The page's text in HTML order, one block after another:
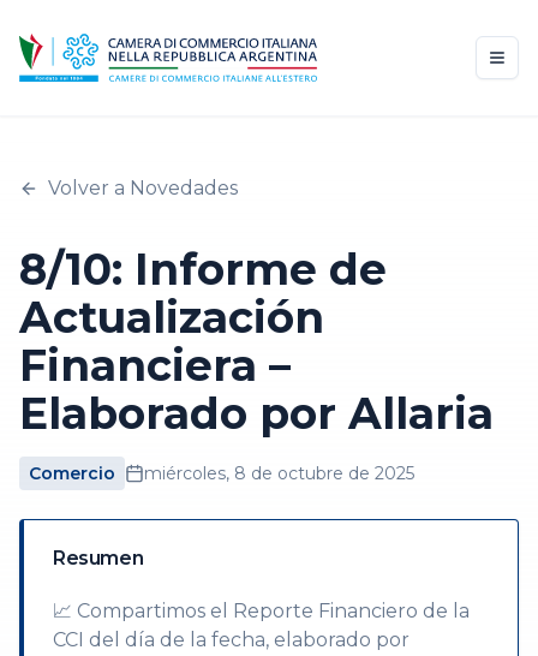
Volver a Novedades
8/10: Informe de
Actualización
Financiera –
Elaborado por Allaria
Comercio miércoles, 8 de octubre de 2025
Resumen
📈 Compartimos el Reporte Financiero de la
CCI del día de la fecha, elaborado por